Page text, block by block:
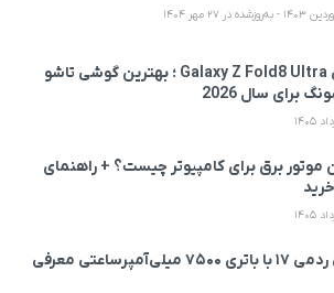
بررسی Galaxy Z Fold8 Ultra ؛ بهترین گوشی تاشو
برای سال 2026
موتور برق برای کامپیوتر چیست؟ + راهنمای
گوشی ردمی ۱۷ با باتری ۷۵۰۰ میلی‌آمپرساعتی معرفی